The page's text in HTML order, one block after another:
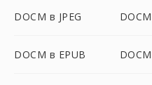
DOCM в JPEG
DOCM в EPUB